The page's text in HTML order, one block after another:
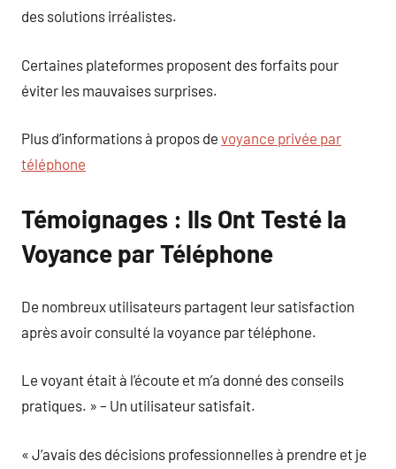
des solutions irréalistes.
Certaines plateformes proposent des forfaits pour
éviter les mauvaises surprises.
Plus d’informations à propos de voyance privée par
téléphone
Témoignages : Ils Ont Testé la
Voyance par Téléphone
De nombreux utilisateurs partagent leur satisfaction
après avoir consulté la voyance par téléphone.
Le voyant était à l’écoute et m’a donné des conseils
pratiques. » – Un utilisateur satisfait.
« J’avais des décisions professionnelles à prendre et je